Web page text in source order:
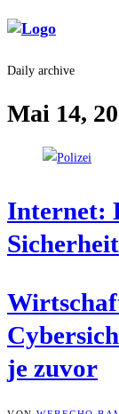
Daily archive
Mai 14,
Inter­net:
je zuvor